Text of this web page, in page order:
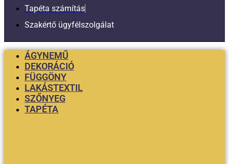
Tapéta számítás
Szakértő ügyfélszolgálat
ÁGYNEMŰ
DEKORÁCIÓ
FÜGGÖNY
LAKÁSTEXTIL
SZŐNYEG
TAPÉTA